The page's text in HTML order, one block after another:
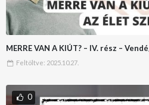
MERRE VAN A KIÚT? – IV. rész –
Feltöltve: 2025.10.27.
0